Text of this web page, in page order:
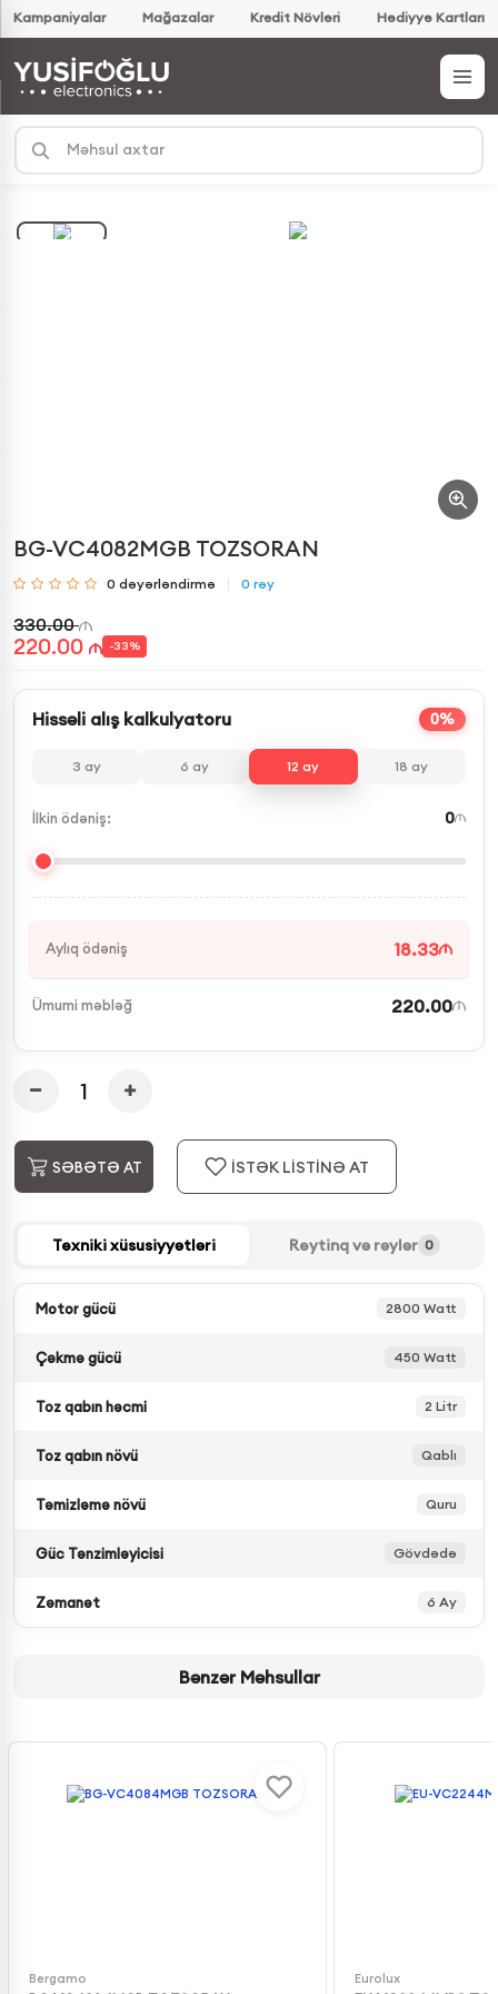
Kampaniyalar Mağazalar Kredit Növləri Hədiyyə Kartları
BG-VC4082MGB TOZSORAN
0 dəyərləndirmə 0 rəy
330.00
220.00 -33%
Hissəli alış kalkulyatoru 0%
3 ay 6 ay 12 ay 18 ay
İlkin ödəniş: 0
Aylıq ödəniş 18.33
Ümumi məbləğ 220.00
SƏBƏTƏ AT İSTƏK LİSTİNƏ AT
Texniki xüsusiyyətləri Reytinq və rəylər 0
Motor gücü 2800 Watt
Çəkmə gücü 450 Watt
Toz qabın həcmi 2 Litr
Toz qabın növü Qablı
Təmizləmə növü Quru
Güc Tənzimləyicisi Gövdədə
Zəmanət 6 Ay
Bənzər Məhsullar
Bergamo Eurolux